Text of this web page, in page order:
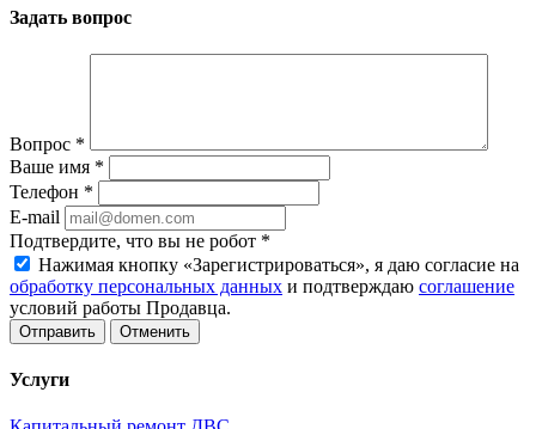
Задать вопрос
Вопрос *
Ваше имя *
Телефон *
E-mail
Подтвердите, что вы не робот *
Нажимая кнопку «Зарегистрироваться», я даю согласие на
обработку персональных данных и подтверждаю соглашение
условий работы Продавца.
Отменить
Услуги